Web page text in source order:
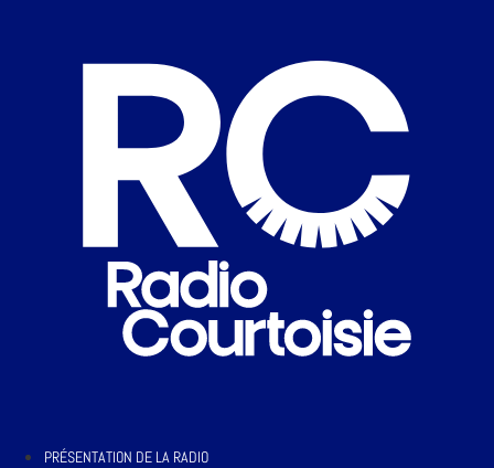
PRÉSENTATION DE LA RADIO